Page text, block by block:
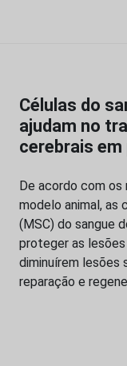
Células do
ajudam no
cerebrais
De acordo com
modelo animal, as
(MSC) do sangue
proteger as
diminuírem lesões
reparação e